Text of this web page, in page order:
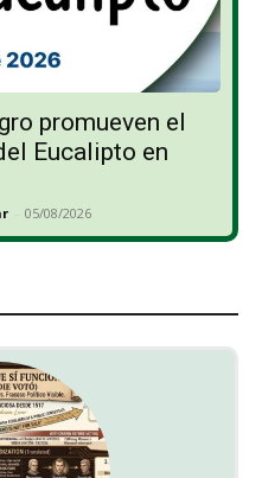
promueven el
Eucalipto en
- 05/08/2026